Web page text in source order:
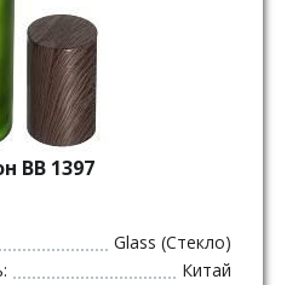
BB 1397
Glass (Стекло)
Китай